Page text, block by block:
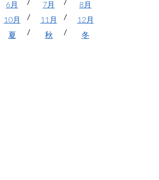
6月 7月
8月
10月 11月
12月
夏 秋 冬